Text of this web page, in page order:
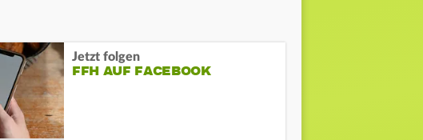
Jetzt folgen
FFH AUF FACEBOOK